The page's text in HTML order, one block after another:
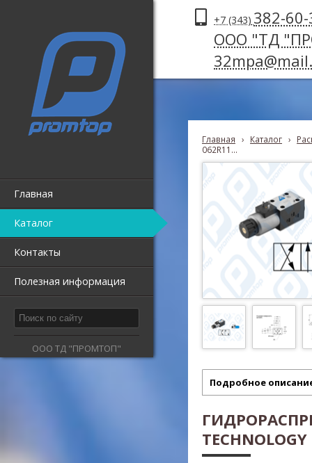
Главная
Каталог
Контакты
Полезная информация
ООО ТД "ПРОМТОП"
+7 (343) 382-
ООО "ТД
Главная › Каталог ›
062R11...
Подробное